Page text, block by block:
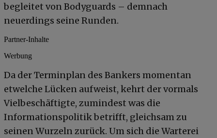
begleitet von Bodyguards – demnach
neuerdings seine Runden.
Partner-Inhalte
Werbung
Da der Terminplan des Bankers momentan
etwelche Lücken aufweist, kehrt der vormals
Vielbeschäftigte, zumindest was die
Informationspolitik betrifft, gleichsam zu
seinen Wurzeln zurück. Um sich die Warterei